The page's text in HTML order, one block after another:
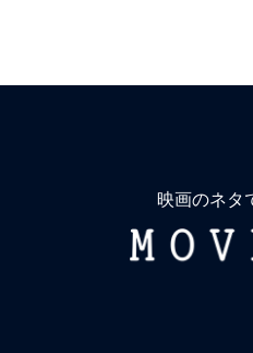
映画のネタ
MOVIE